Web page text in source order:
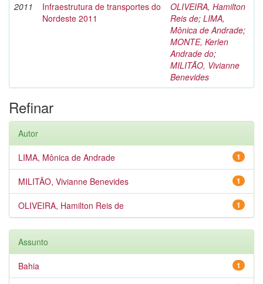
2011
Infraestrutura de transportes do
Nordeste 2011
OLIVEIRA, Hamilton
Reis de; LIMA,
Mônica de Andrade;
MONTE, Kerlen
Andrade do;
MILITÃO, Vivianne
Benevides
Refinar
Autor
1
LIMA, Mônica de Andrade
1
MILITÃO, Vivianne Benevides
1
OLIVEIRA, Hamilton Reis de
Assunto
1
Bahia